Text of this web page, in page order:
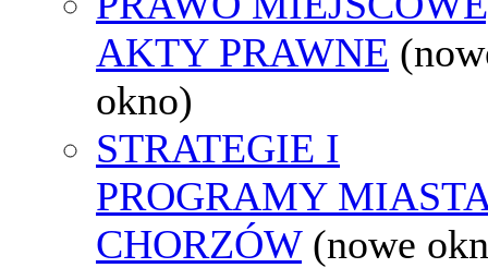
AKTY PRAWNE
okno)
STRATEGIE I
PROGRAMY
CHORZÓW (nowe